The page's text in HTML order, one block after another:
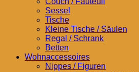
Sessel
Tische
Kleine Tische / Säulen
Regal / Schrank
Betten
Wohnaccessoires
Nippes / Figuren